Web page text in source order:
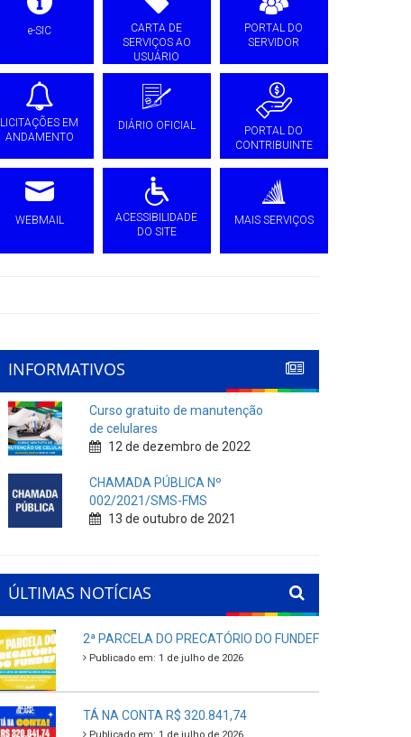
e-SIC
CARTA DE
SERVIÇOS AO
USUÁRIO
PORTAL DO
SERVIDOR
LICITAÇÕES EM
ANDAMENTO
DIÁRIO OFICIAL
PORTAL DO
CONTRIBUINTE
WEBMAIL
ACESSIBILIDADE
DO SITE
MAIS SERVIÇOS
INFORMATIVOS
Curso gratuito de manutenção
de celulares
12 de dezembro de 2022
CHAMADA PÚBLICA Nº
002/2021/SMS-FMS
13 de outubro de 2021
ÚLTIMAS NOTÍCIAS
2ª PARCELA DO PRECATÓRIO DO FUNDEF
Publicado em: 1 de julho de 2026
TÁ NA CONTA R$ 320.841,74
Publicado em: 1 de julho de 2026